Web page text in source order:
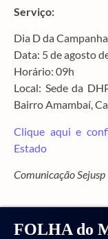
Serviço:
Dia D da
Data: 5 de agosto
Horário: 09h
Local: Sede da
Bairro Amambaí,
Clique aqui e
Estado
Comunicação Sejusp
FOLHA do